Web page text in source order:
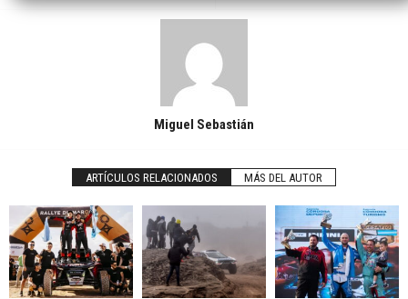
Miguel Sebastián
ARTÍCULOS RELACIONADOS MÁS DEL AUTOR